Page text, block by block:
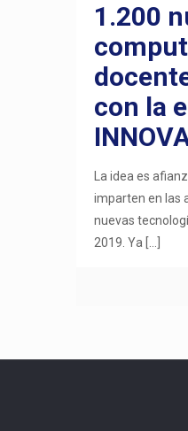
1.200
con la
La idea es
imparten en las
nuevas
2019. Ya